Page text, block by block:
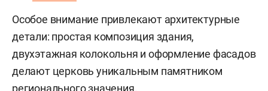
Особое внимание привлекают архитектурные
детали: простая композиция здания,
двухэтажная колокольня и оформление фасадов
делают церковь уникальным памятником
регионального значения.